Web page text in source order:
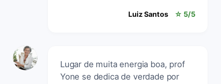
Luiz Santos ☆ 5/5
Lugar de muita energia boa, prof
Yone se dedica de verdade por